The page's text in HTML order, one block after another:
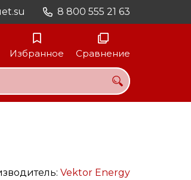
8 800 555 21 63
Избранное Сравнение
Vektor Energy